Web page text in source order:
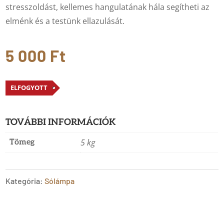
stresszoldást, kellemes hangulatának hála segítheti az
elménk és a testünk ellazulását.
5 000 Ft
ELFOGYOTT
TOVÁBBI INFORMÁCIÓK
Tömeg 5 kg
Kategória:Sólámpa